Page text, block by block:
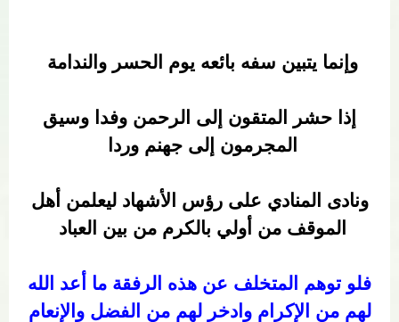
وإنما يتبين سفه بائعه يوم الحسر والندامة
إذا حشر المتقون إلى الرحمن وفدا وسيق
المجرمون إلى جهنم وردا
ونادى المنادي على رؤس الأشهاد ليعلمن أهل
الموقف من أولي بالكرم من بين العباد
فلو توهم المتخلف عن هذه الرفقة ما أعد الله
لهم من الإكرام وادخر لهم من الفضل والإنعام